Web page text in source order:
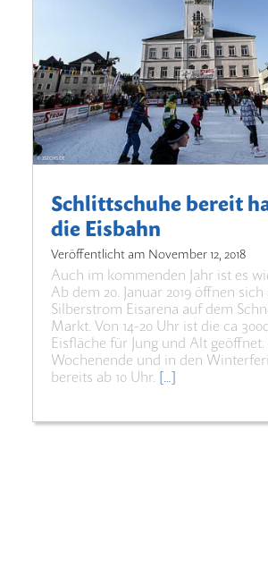
Schlittschuhe bereit
die Eisbahn
Veröffentlicht am November 12, 2018
Auch im kommenden Jahr ist es
Ab dem 20. Januar 2019 öffnen
Silberstrom Eisarena auf dem
Markt. Von 14-20 Uhr ist die ca
Eisfläche für Jung und Alt
Wochenende und in den
bereits ab 10 Uhr. […]